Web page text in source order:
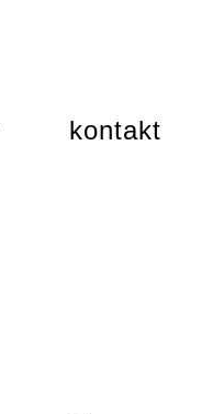
kontakt